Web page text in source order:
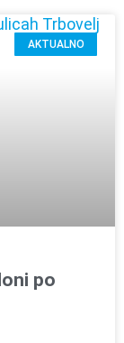
AKTUALNO
po